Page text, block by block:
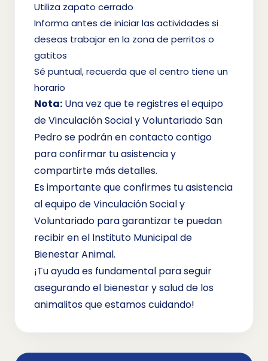
Utiliza zapato cerrado
Informa antes de iniciar las actividades si
deseas trabajar en la zona de perritos o
gatitos
Sé puntual, recuerda que el centro tiene un
horario
Nota: Una vez que te registres el equipo
de Vinculación Social y Voluntariado San
Pedro se podrán en contacto contigo
para confirmar tu asistencia y
compartirte más detalles.
Es importante que confirmes tu asistencia
al equipo de Vinculación Social y
Voluntariado para garantizar te puedan
recibir en el Instituto Municipal de
Bienestar Animal.
¡Tu ayuda es fundamental para seguir
asegurando el bienestar y salud de los
animalitos que estamos cuidando!